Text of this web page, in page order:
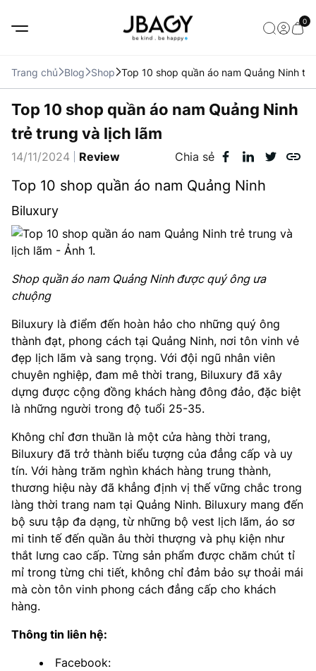
0
Trang chủ Blog Shop Top 10 shop quần áo nam Quảng Ninh
Top 10 shop quần áo nam Quảng Ninh
trẻ trung và lịch lãm
14/11/2024 Review Chia sẻ
Top 10 shop quần áo nam Quảng Ninh
Biluxury
Shop quần áo nam Quảng Ninh được quý ông ưa
chuộng
Biluxury là điểm đến hoàn hảo cho những quý ông
thành đạt, phong cách tại Quảng Ninh, nơi tôn vinh vẻ
đẹp lịch lãm và sang trọng. Với đội ngũ nhân viên
chuyên nghiệp, đam mê thời trang, Biluxury đã xây
dựng được cộng đồng khách hàng đông đảo, đặc biệt
là những người trong độ tuổi 25-35.
Không chỉ đơn thuần là một cửa hàng thời trang,
Biluxury đã trở thành biểu tượng của đẳng cấp và uy
tín. Với hàng trăm nghìn khách hàng trung thành,
thương hiệu này đã khẳng định vị thế vững chắc trong
làng thời trang nam tại Quảng Ninh. Biluxury mang đến
bộ sưu tập đa dạng, từ những bộ vest lịch lãm, áo sơ
mi tinh tế đến quần âu thời thượng và phụ kiện như
thắt lưng cao cấp. Từng sản phẩm được chăm chút tỉ
mỉ trong từng chi tiết, không chỉ đảm bảo sự thoải mái
mà còn tôn vinh phong cách đẳng cấp cho khách
hàng.
Thông tin liên hệ:
Facebook: